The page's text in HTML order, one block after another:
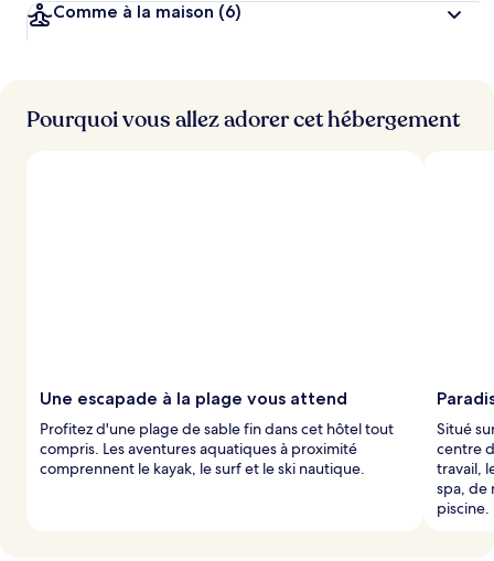
Comme à la maison (6)
Pourquoi vous allez adorer cet hébergement
Une escapade à la plage vous attend
Profitez d'une plage de sable fin dans cet hôtel tout
compris. Les aventures aquatiques à proximité
comprennent le kayak, le surf et le ski nautique.
Situé
centre
travail,
spa, de
piscine.